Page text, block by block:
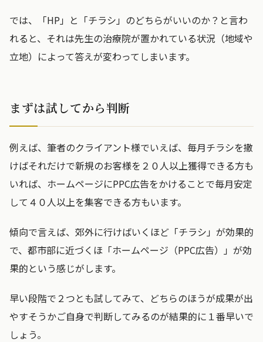
では、「HP」と「チラシ」のどちらがいいのか？と言わ
れると、それは先生の治療院が置かれている状況（地域や
立地）によって答えが変わってしまいます。
まずは試してから判断
例えば、筆者のクライアント様でいえば、毎月チラシを撒
けばそれだけで新規のお客様を２０人以上獲得できる方も
いれば、ホームページにPPC広告をかけることで毎月安定
して４０人以上を集客できる方もいます。
傾向で言えば、郊外に行けばいくほど「チラシ」が効果的
で、都市部に近づくほ「ホームページ（PPC広告）」が効
果的という感じがします。
早い段階で２つとも試してみて、どちらのほうが成果が出
やすそうかご自身で判断してみるのが結果的に１番早いで
しょう。